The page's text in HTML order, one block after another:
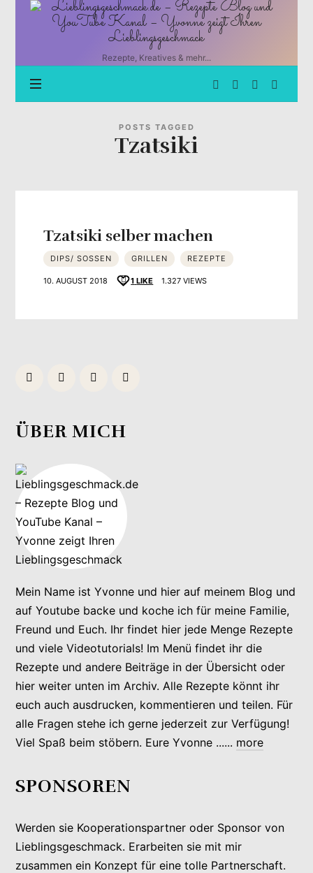
Lieblingsgeschmack.de
Rezepte
und
YouTube
Kanal
Rezepte, Kreatives & mehr...
POSTS TAGGED
Tzatsiki
Tzatsiki selber machen
DIPS/ SOSSEN GRILLEN REZEPTE
10. AUGUST 2018 1 LIKE 1.327 VIEWS
ÜBER MICH
Mein Name ist Yvonne und hier auf meinem Blog und
auf Youtube backe und koche ich für meine Familie,
Freund und Euch. Ihr findet hier jede Menge Rezepte
und viele Videotutorials! Im Menü findet ihr die
Rezepte und andere Beiträge in der Übersicht oder
hier weiter unten im Archiv. Alle Rezepte könnt ihr
euch auch ausdrucken, kommentieren und teilen. Für
alle Fragen stehe ich gerne jederzeit zur Verfügung!
Viel Spaß beim stöbern. Eure Yvonne ...... more
SPONSOREN
Werden sie Kooperationspartner oder Sponsor von
Lieblingsgeschmack. Erarbeiten sie mit mir
zusammen ein Konzept für eine tolle Partnerschaft.